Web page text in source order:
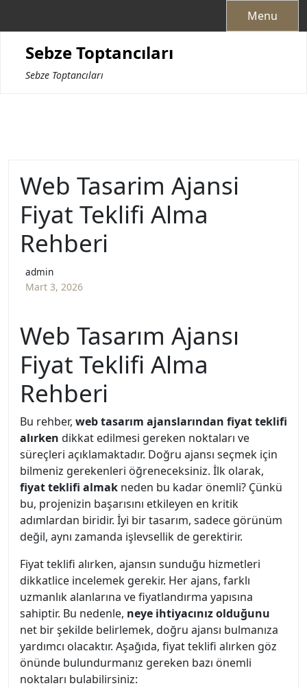
Menu
Sebze Toptancıları
Sebze Toptancıları
Web Tasarim Ajansi
Fiyat Teklifi Alma
Rehberi
admin
Mart 3, 2026
Web Tasarım Ajansı
Fiyat Teklifi Alma
Rehberi
Bu rehber, web tasarım ajanslarından fiyat teklifi
alırken dikkat edilmesi gereken noktaları ve
süreçleri açıklamaktadır. Doğru ajansı seçmek için
bilmeniz gerekenleri öğreneceksiniz. İlk olarak,
fiyat teklifi almak neden bu kadar önemli? Çünkü
bu, projenizin başarısını etkileyen en kritik
adımlardan biridir. İyi bir tasarım, sadece görünüm
değil, aynı zamanda işlevsellik de gerektirir.
Fiyat teklifi alırken, ajansın sunduğu hizmetleri
dikkatlice incelemek gerekir. Her ajans, farklı
uzmanlık alanlarına ve fiyatlandırma yapısına
sahiptir. Bu nedenle, neye ihtiyacınız olduğunu
net bir şekilde belirlemek, doğru ajansı bulmanıza
yardımcı olacaktır. Aşağıda, fiyat teklifi alırken göz
önünde bulundurmanız gereken bazı önemli
noktaları bulabilirsiniz: